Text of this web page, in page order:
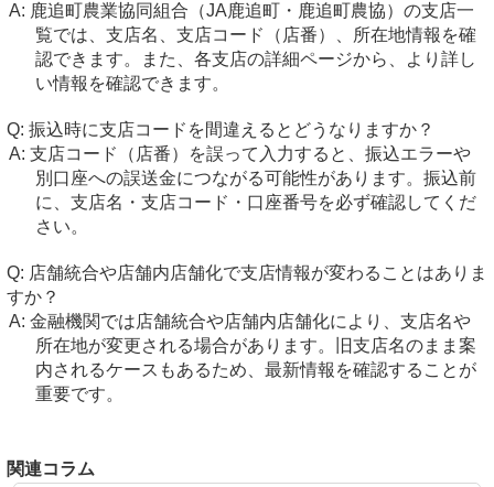
鹿追町農業協同組合（JA鹿追町・鹿追町農協）の支店一
覧では、支店名、支店コード（店番）、所在地情報を確
認できます。また、各支店の詳細ページから、より詳し
い情報を確認できます。
振込時に支店コードを間違えるとどうなりますか？
支店コード（店番）を誤って入力すると、振込エラーや
別口座への誤送金につながる可能性があります。振込前
に、支店名・支店コード・口座番号を必ず確認してくだ
さい。
店舗統合や店舗内店舗化で支店情報が変わることはありま
すか？
金融機関では店舗統合や店舗内店舗化により、支店名や
所在地が変更される場合があります。旧支店名のまま案
内されるケースもあるため、最新情報を確認することが
重要です。
関連コラム